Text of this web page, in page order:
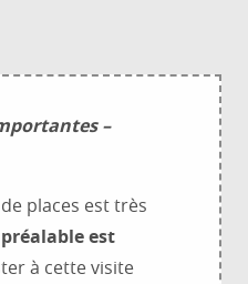
–
places est très
est
à cette visite